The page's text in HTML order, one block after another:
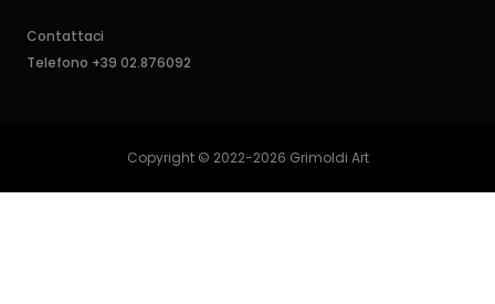
Contattaci
Telefono +39 02.876092
Copyright © 2022-2026 Grimoldi Art